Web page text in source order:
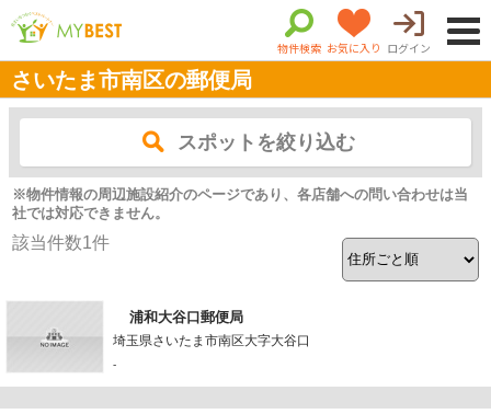
物件検索 お気に入り ログイン
さいたま市南区の郵便局
スポットを絞り込む
※物件情報の周辺施設紹介のページであり、各店舗への問い合わせは当
社では対応できません。
該当件数1件
浦和大谷口郵便局
埼玉県さいたま市南区大字大谷口
-